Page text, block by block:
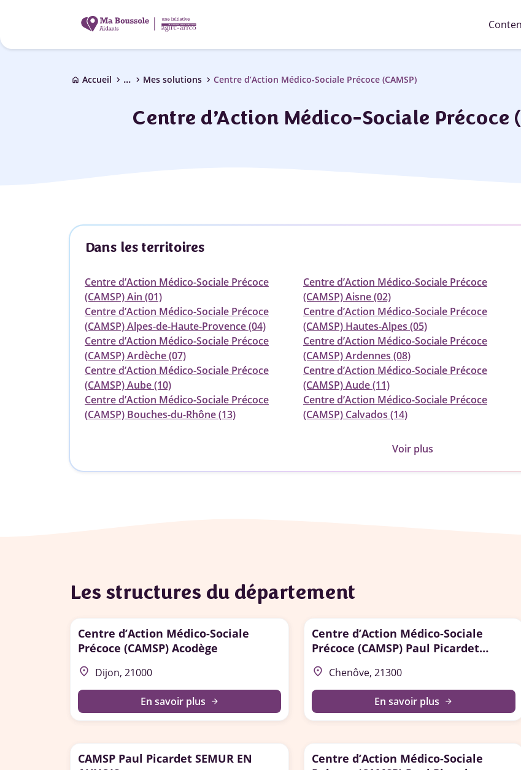
home Accueil chevron_right ... chevron_right Mes solutions chevron_right Centre d’Action Médico-Sociale Précoce (CAMSP)
Centre d’Action Médico-Sociale Précoce
Dans les territoires
Centre d’Action Médico-Sociale Précoce
(CAMSP) Ain (01)
Centre d’Action Médico-Sociale Précoce
(CAMSP) Aisne (02)
Centre d’Action Médico-Sociale Précoce
(CAMSP) Alpes-de-Haute-Provence (04)
Centre d’Action Médico-Sociale Précoce
(CAMSP) Hautes-Alpes (05)
Centre d’Action Médico-Sociale Précoce
(CAMSP) Ardèche (07)
Centre d’Action Médico-Sociale Précoce
(CAMSP) Ardennes (08)
Centre d’Action Médico-Sociale Précoce
(CAMSP) Aube (10)
Centre d’Action Médico-Sociale Précoce
(CAMSP) Aude (11)
Centre d’Action Médico-Sociale Précoce
(CAMSP) Bouches-du-Rhône (13)
Centre d’Action Médico-Sociale Précoce
(CAMSP) Calvados (14)
Voir plus
Les structures du département
Centre d’Action Médico-Sociale
Précoce (CAMSP) Acodège
place Dijon, 21000
En savoir plus arrow_forward
Centre d’Action Médico-Sociale
Précoce (CAMSP) Paul Picardet
Chenôve
place Chenôve, 21300
En savoir plus arrow_forward
CAMSP Paul Picardet SEMUR EN
Centre d’Action Médico-Sociale